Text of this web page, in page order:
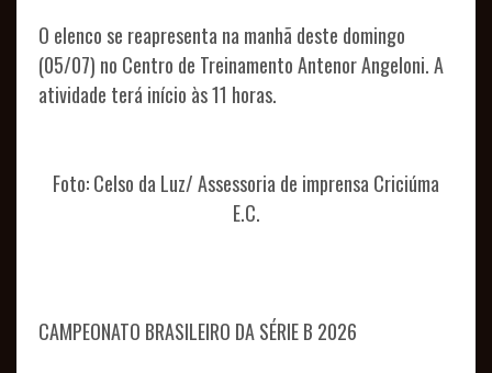
AVALIAÇÕES
ESCOLINHA
O elenco se reapresenta na manhã deste domingo
(05/07) no Centro de Treinamento Antenor Angeloni. A
atividade terá início às 11 horas.
Foto: Celso da Luz/ Assessoria de imprensa Criciúma
E.C.
CAMPEONATO BRASILEIRO DA SÉRIE B 2026